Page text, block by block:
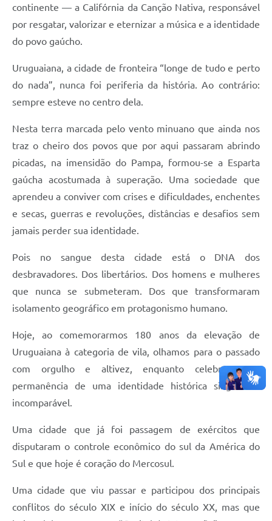
continente — a Califórnia da Canção Nativa, responsável
por resgatar, valorizar e eternizar a música e a identidade
do povo gaúcho.
Uruguaiana, a cidade de fronteira “longe de tudo e perto
do nada”, nunca foi periferia da história. Ao contrário:
sempre esteve no centro dela.
Nesta terra marcada pelo vento minuano que ainda nos
traz o cheiro dos povos que por aqui passaram abrindo
picadas, na imensidão do Pampa, formou-se a Esparta
gaúcha acostumada à superação. Uma sociedade que
aprendeu a conviver com crises e dificuldades, enchentes
e secas, guerras e revoluções, distâncias e desafios sem
jamais perder sua identidade.
Pois no sangue desta cidade está o DNA dos
desbravadores. Dos libertários. Dos homens e mulheres
que nunca se submeteram. Dos que transformaram
isolamento geográfico em protagonismo humano.
Hoje, ao comemorarmos 180 anos da elevação de
Uruguaiana à categoria de vila, olhamos para o passado
com orgulho e altivez, enquanto celebramos a
permanência de uma identidade histórica singular e
incomparável.
Uma cidade que já foi passagem de exércitos que
disputaram o controle econômico do sul da América do
Sul e que hoje é coração do Mercosul.
Uma cidade que viu passar e participou dos principais
conflitos do século XIX e início do século XX, mas que